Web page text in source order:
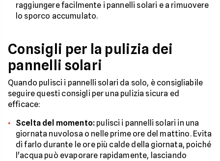
raggiungere facilmente i pannelli solari e a rimuovere
lo sporco accumulato.
Consigli per la pulizia dei
pannelli solari
Quando pulisci i pannelli solari da solo, è consigliabile
seguire questi consigli per una pulizia sicura ed
efficace:
Scelta del momento: pulisci i pannelli solari in una
giornata nuvolosa o nelle prime ore del mattino. Evita
di farlo durante le ore più calde della giornata, poiché
l'acqua può evaporare rapidamente, lasciando